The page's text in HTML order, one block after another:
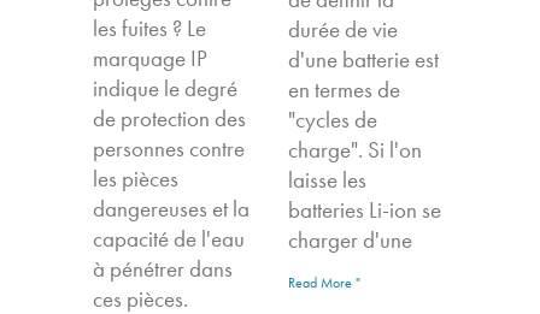
les fuites ? Le
marquage IP
indique le degré
de protection des
personnes contre
les pièces
dangereuses et la
capacité de l'eau
à pénétrer dans
ces pièces.
durée de vie
d'une batterie est
en termes de
"cycles de
charge". Si l'on
laisse les
batteries Li-ion se
charger d'une
Read More "